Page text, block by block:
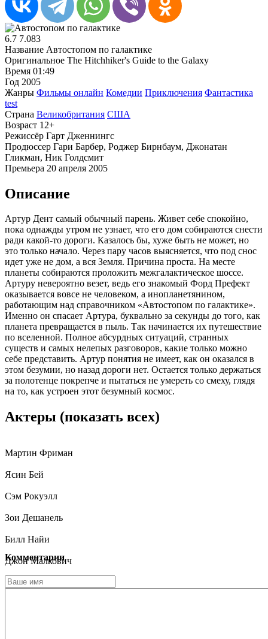
6.7 7.083
Название Автостопом по галактике
Оригинальное The Hitchhiker's Guide to the Galaxy
Время 01:49
Год 2005
Жанры Фильмы онлайн Комедии Приключения Фантастика
test
Страна Великобритания США
Возраст 12+
Режиссёр Гарт Дженнингс
Продюссер Гари Барбер, Роджер Бирнбаум, Джонатан
Гликман, Ник Голдсмит
Премьера 20 апреля 2005
Описание
Артур Дент самый обычный парень. Живет себе спокойно,
пока однажды утром не узнает, что его дом собираются снести
ради какой-то дороги. Казалось бы, хуже быть не может, но
это только начало. Через пару часов выясняется, что под снос
идет уже не дом, а вся Земля. Причина проста. На месте
планеты собираются проложить межгалактическое шоссе.
Артуру невероятно везет, ведь его знакомый Форд Префект
оказывается вовсе не человеком, а инопланетянином,
работающим над справочником «Автостопом по галактике».
Именно он спасает Артура, буквально за секунды до того, как
планета превращается в пыль. Так начинается их путешествие
по вселенной. Полное абсурдных ситуаций, странных
существ и самых нелепых разговоров, какие только можно
себе представить. Артур понятия не имеет, как он оказался в
этом безумии, но назад дороги нет. Остается только держаться
за полотенце покрепче и пытаться не умереть со смеху, глядя
на то, как устроен этот безумный космос.
Актеры (показать всех)
Мартин Фриман
Ясин Бей
Сэм Рокуэлл
Зои Дешанель
Билл Найи
Джон Малкович
Алан Рикман
Комментарии